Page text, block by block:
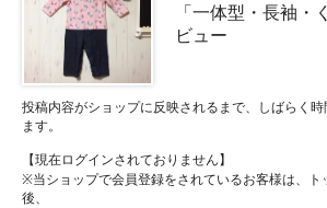
「一体型・長袖・
ビュー
投稿内容がショップに反映されるまで、しばらく
ます。
【現在ログインされておりません】
※当ショップで会員登録をされているお客様は、ト
後、